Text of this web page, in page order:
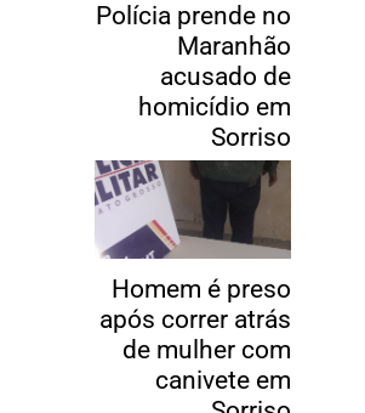
Polícia prende no
Maranhão
acusado de
homicídio em
Sorriso
Homem é preso
após correr atrás
de mulher com
canivete em